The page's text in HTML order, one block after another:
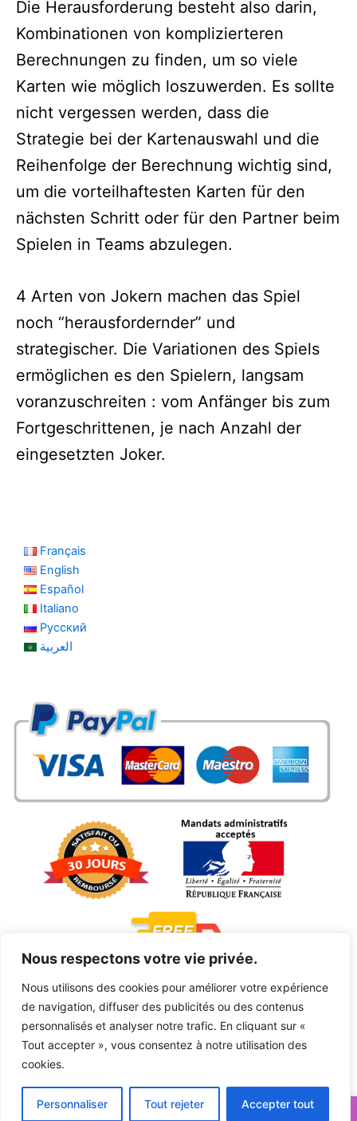
Nous respectons votre vie privée.
Nous utilisons des cookies pour améliorer votre expérience
de navigation, diffuser des publicités ou des contenus
personnalisés et analyser notre trafic. En cliquant sur «
Tout accepter », vous consentez à notre utilisation des
cookies.
Personnaliser Tout rejeter Accepter tout
🎁Surprise : Ajoute le code WELCOME à ton panier Verwerfen
Die Herausforderung besteht also darin,
Kombinationen von komplizierteren
Berechnungen zu finden, um so viele
Karten wie möglich loszuwerden. Es sollte
nicht vergessen werden, dass die
Strategie bei der Kartenauswahl und die
Reihenfolge der Berechnung wichtig sind,
um die vorteilhaftesten Karten für den
nächsten Schritt oder für den Partner beim
Spielen in Teams abzulegen.
4 Arten von Jokern machen das Spiel
noch “herausfordernder” und
strategischer. Die Variationen des Spiels
ermöglichen es den Spielern, langsam
voranzuschreiten : vom Anfänger bis zum
Fortgeschrittenen, je nach Anzahl der
eingesetzten Joker.
Français
English
Español
Italiano
Русский
العربية
Copyright © 2026 NAMBARZ®